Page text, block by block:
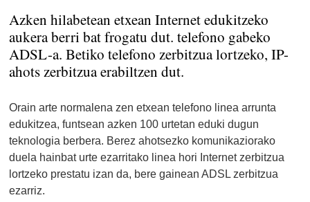
Azken hilabetean etxean Internet edukitzeko
aukera berri bat frogatu dut. telefono gabeko
ADSL-a. Betiko telefono zerbitzua lortzeko, IP-
ahots zerbitzua erabiltzen dut.
Orain arte normalena zen etxean telefono linea arrunta
edukitzea, funtsean azken 100 urtetan eduki dugun
teknologia berbera. Berez ahotsezko komunikaziorako
duela hainbat urte ezarritako linea hori Internet zerbitzua
lortzeko prestatu izan da, bere gainean ADSL zerbitzua
ezarriz.